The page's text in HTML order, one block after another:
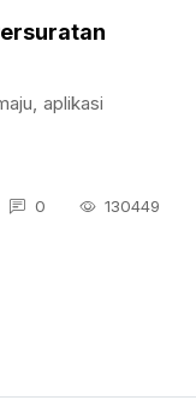
aplikasi
0 130449